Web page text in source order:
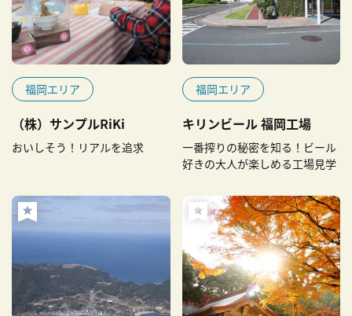
福岡エリア
（株）サンプルRiKi
おいしそう！リアルを追求
福岡エリア
キリンビール 福岡工場
一番搾りの秘密を知る！ビール
好きの大人が楽しめる工場見学